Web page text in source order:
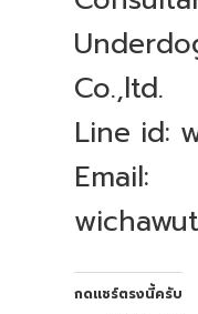
Co.,ltd.
Line id:
Email:
กดแชร์ตรงนี้ครับ